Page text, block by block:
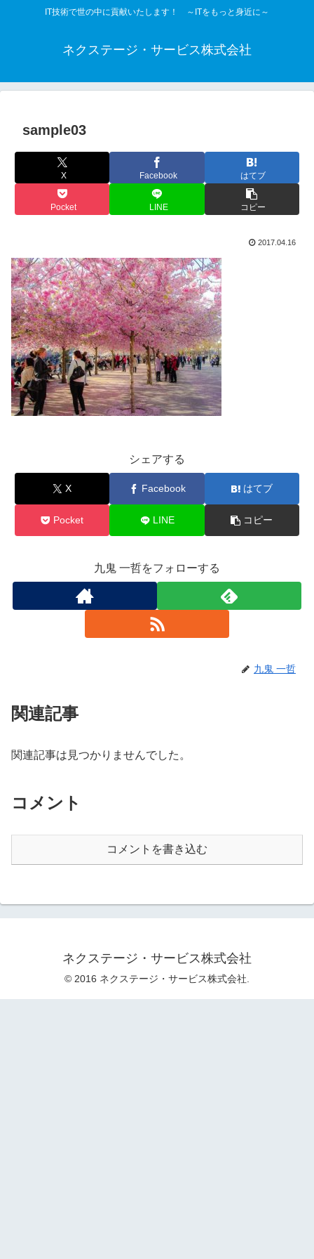
IT技術で世の中に貢献いたします！ ～ITをもっと身近に～
ネクステージ・サービス株式会社
sample03
X Facebook はてブ
Pocket LINE コピー
2017.04.16
シェアする
X Facebook はてブ
Pocket LINE コピー
九鬼 一哲をフォローする
九鬼 一哲
関連記事
関連記事は見つかりませんでした。
コメント
コメントを書き込む
ネクステージ・サービス株式会社
© 2016 ネクステージ・サービス株式会社.